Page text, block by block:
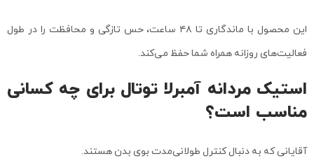
این محصول با ماندگاری تا ۴۸ ساعت، حس تازگی و محافظت را در طول
فعالیت‌های روزانه همراه شما حفظ می‌کند.
استیک مردانه آمبرلا توتال برای چه کسانی
مناسب است؟
آقایانی که به دنبال کنترل طولانی‌مدت بوی بدن هستند.